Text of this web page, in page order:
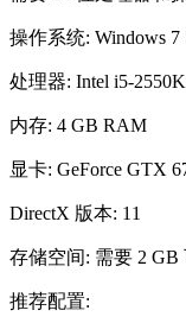
操作系统: Windows 7
处理器: Intel i5-
内存: 4 GB RAM
显卡: GeForce GTX
DirectX 版本: 11
存储空间: 需要 2 GB
推荐配置: